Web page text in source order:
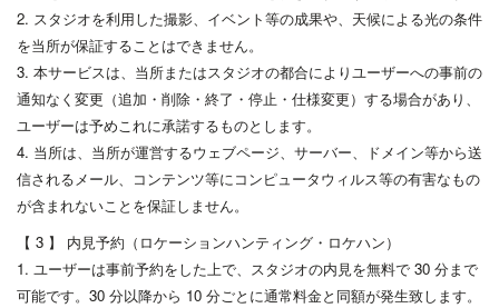
2. スタジオを利用した撮影、イベント等の成果や、天候による光の条件
を当所が保証することはできません。
3. 本サービスは、当所またはスタジオの都合によりユーザーへの事前の
通知なく変更（追加・削除・終了・停止・仕様変更）する場合があり、
ユーザーは予めこれに承諾するものとします。
4. 当所は、当所が運営するウェブページ、サーバー、ドメイン等から送
信されるメール、コンテンツ等にコンピュータウィルス等の有害なもの
が含まれないことを保証しません。
【 3 】 内見予約（ロケーションハンティング・ロケハン）
1. ユーザーは事前予約をした上で、スタジオの内見を無料で 30 分まで
可能です。30 分以降から 10 分ごとに通常料金と同額が発生致します。